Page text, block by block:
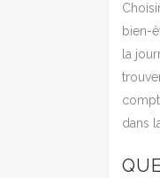
bien-
la
dans